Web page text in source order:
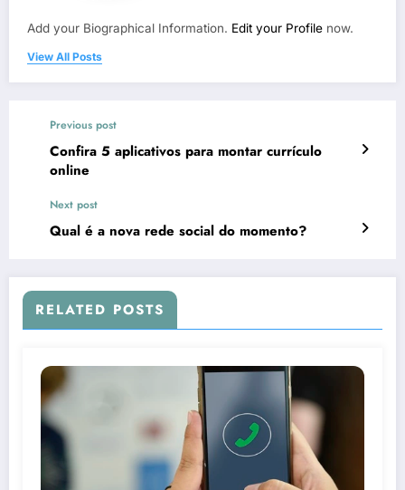
Add your Biographical Information. Edit your Profile now.
View All Posts
Previous post
Confira 5 aplicativos para montar currículo
online
Next post
Qual é a nova rede social do momento?
RELATED POSTS